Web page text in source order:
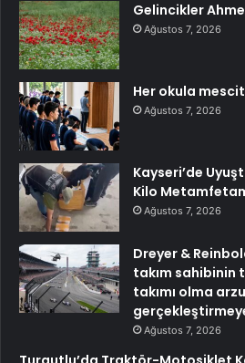
Gelincikler
Ağustos 7, 2026
Her okula
Ağustos 7, 2026
Kayseri’de
Kilo
Ağustos 7, 2026
Dreyer &
takım sahibinin
takımı olma
Ağustos 7, 2026